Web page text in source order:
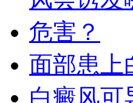
面部患上
白癜风可